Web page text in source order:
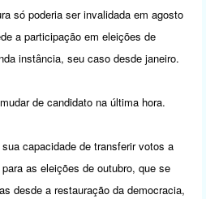
só poderia ser invalidada em agosto
a participação em eleições de
instância, seu caso desde janeiro.
de candidato na última hora.
capacidade de transferir votos a
as eleições de outubro, que se
desde a restauração da democracia,